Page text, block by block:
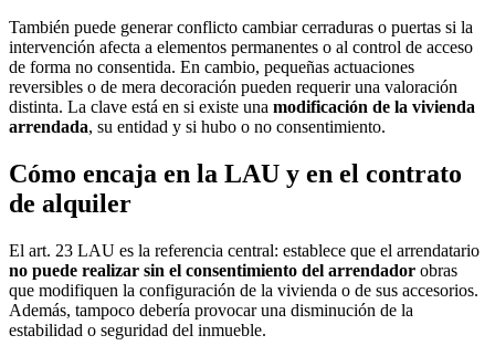
También puede generar conflicto cambiar cerraduras o puertas si la
intervención afecta a elementos permanentes o al control de acceso
de forma no consentida. En cambio, pequeñas actuaciones
reversibles o de mera decoración pueden requerir una valoración
distinta. La clave está en si existe una modificación de la vivienda
arrendada, su entidad y si hubo o no consentimiento.
Cómo encaja en la LAU y en el contrato
de alquiler
El art. 23 LAU es la referencia central: establece que el arrendatario
no puede realizar sin el consentimiento del arrendador obras
que modifiquen la configuración de la vivienda o de sus accesorios.
Además, tampoco debería provocar una disminución de la
estabilidad o seguridad del inmueble.